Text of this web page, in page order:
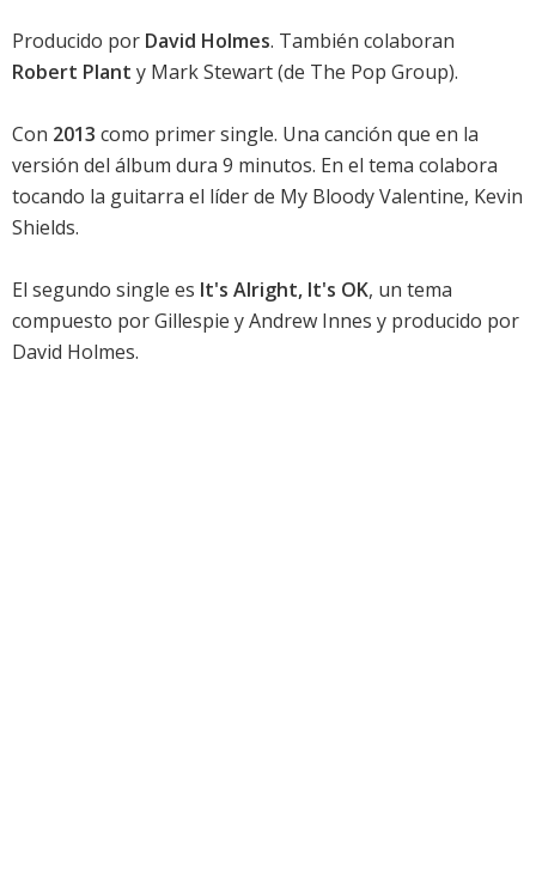
Producido por David Holmes. También colaboran
Robert Plant y Mark Stewart (de The Pop Group).
Con 2013 como primer single. Una canción que en la
versión del álbum dura 9 minutos. En el tema colabora
tocando la guitarra el líder de My Bloody Valentine, Kevin
Shields.
El segundo single es It's Alright, It's OK, un tema
compuesto por Gillespie y Andrew Innes y producido por
David Holmes.